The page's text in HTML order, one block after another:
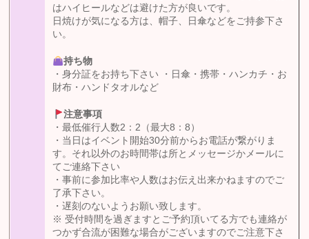
はハイヒールなどは避けた方が良いです。
日焼けが気になる方は、帽子、日傘などをご持参下さ
い。
持ち物
・身分証をお持ち下さい ・日傘・携帯・ハンカチ・お
財布・ハンドタオルなど
注意事項
・最低催行人数2：2（最大8：8）
・当日はイベント開始30分前からお電話が繋がりま
す。それ以外のお時間帯は所とメッセージかメールに
てご連絡下さい
・事前に参加比率や人数はお伝え出来かねますのでご
了承下さい。
・遅刻のないようお願い致します。
※ 受付時間を過ぎますとご予約頂いてる方でも連絡が
つかず合流が困難な場合がございますのでご注意下さ